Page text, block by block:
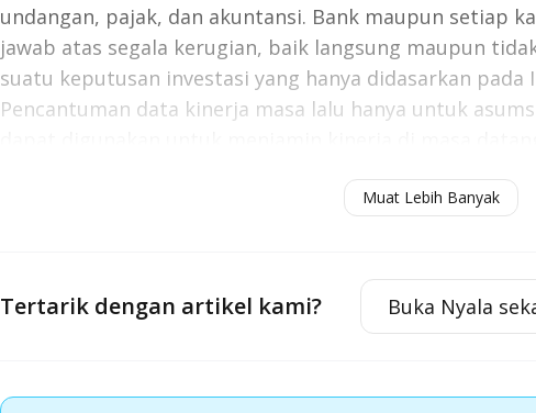
undangan, pajak, dan akuntansi. Bank maupun setiap
jawab atas segala kerugian, baik langsung maupun
suatu keputusan investasi yang hanya didasarkan pada
Pencantuman data kinerja masa lalu hanya untuk
informasi lebih lanjut, harap hubungi TANYA OCBC
Muat Lebih Banyak
Tertarik dengan artikel kami? Buka Nyala